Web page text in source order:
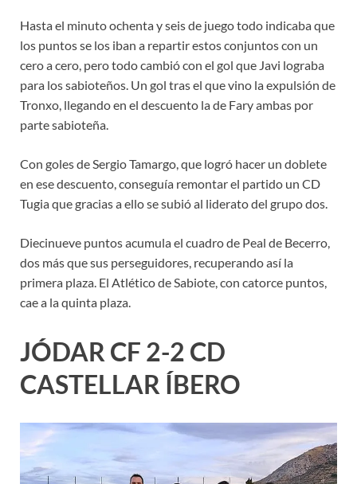
Hasta el minuto ochenta y seis de juego todo indicaba que
los puntos se los iban a repartir estos conjuntos con un
cero a cero, pero todo cambió con el gol que Javi lograba
para los sabioteños. Un gol tras el que vino la expulsión de
Tronxo, llegando en el descuento la de Fary ambas por
parte sabioteña.
Con goles de Sergio Tamargo, que logró hacer un doblete
en ese descuento, conseguía remontar el partido un CD
Tugia que gracias a ello se subió al liderato del grupo dos.
Diecinueve puntos acumula el cuadro de Peal de Becerro,
dos más que sus perseguidores, recuperando así la
primera plaza. El Atlético de Sabiote, con catorce puntos,
cae a la quinta plaza.
JÓDAR CF 2-2 CD
CASTELLAR ÍBERO